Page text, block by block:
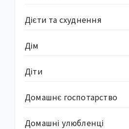
Дієти та схуднення
Дім
Діти
Домашнє госпотарство
Домашні улюбленці